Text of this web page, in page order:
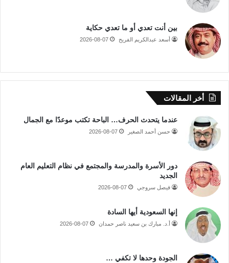
بين أنت تعدي أو ما تعدي حكاية
أسعد عبدالكريم الفريح 2026-08-07
أخر المقالات
عندما يتحدث الحرف… الباحة تكتب موعدًا مع الجمال
حسن أحمد الصغير 2026-08-07
دور الأسرة والمدرسة والمجتمع في نظام التعليم العام
الجديد
فيصل سروجي 2026-08-07
إنها السعودية أيها السادة
أ.د. مبارك بن سعيد ناصر حمدان 2026-08-07
الجودة وحدها لا تكفي …